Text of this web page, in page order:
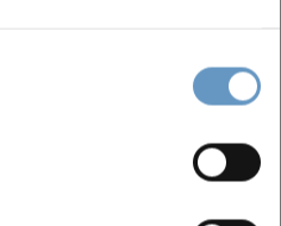
de beroepspraktijk
SyntraCast – de